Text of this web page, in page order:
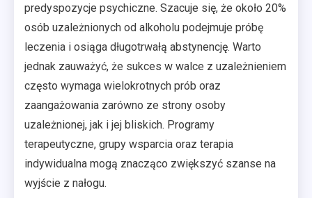
predyspozycje psychiczne. Szacuje się, że około 20%
osób uzależnionych od alkoholu podejmuje próbę
leczenia i osiąga długotrwałą abstynencję. Warto
jednak zauważyć, że sukces w walce z uzależnieniem
często wymaga wielokrotnych prób oraz
zaangażowania zarówno ze strony osoby
uzależnionej, jak i jej bliskich. Programy
terapeutyczne, grupy wsparcia oraz terapia
indywidualna mogą znacząco zwiększyć szanse na
wyjście z nałogu.